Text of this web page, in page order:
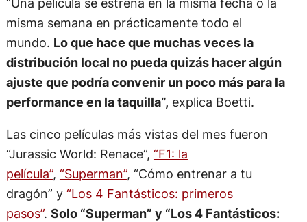
misma semana en prácticamente todo el
mundo. Lo que hace que muchas veces la
distribución local no pueda quizás hacer algún
ajuste que podría convenir un poco más para la
performance en la taquilla”, explica Boetti.
Las cinco películas más vistas del mes fueron
“Jurassic World: Renace”, “F1: la
película”, “Superman”, “Cómo entrenar a tu
dragón” y “Los 4 Fantásticos: primeros
pasos”. Solo “Superman” y “Los 4 Fantásticos: